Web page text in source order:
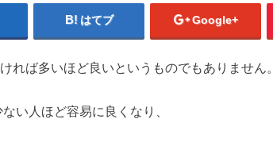
はてブ Google+
れば多いほど良いというものでもありません。
い人ほど容易に良くなり、